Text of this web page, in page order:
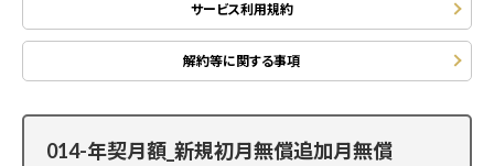
解約等に関する事項
サービス利用規約
014-年契月額_新規初月無償追加月無償